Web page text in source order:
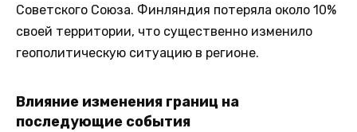
Советского Союза. Финляндия потеряла около 10%
своей территории, что существенно изменило
геополитическую ситуацию в регионе.
Влияние изменения границ на
последующие события